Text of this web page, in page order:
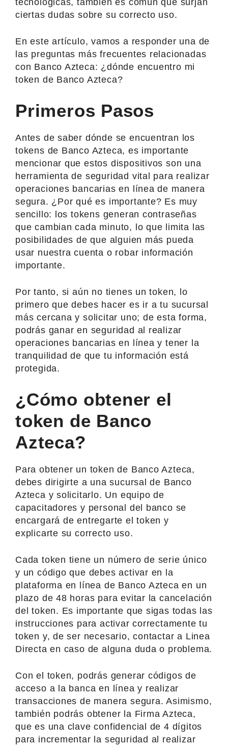
ciertas dudas sobre su correcto uso.
En este artículo, vamos a responder una de
las preguntas más frecuentes relacionadas
con Banco Azteca: ¿dónde encuentro mi
token de Banco Azteca?
Primeros Pasos
Antes de saber dónde se encuentran los
tokens de Banco Azteca, es importante
mencionar que estos dispositivos son una
herramienta de seguridad vital para realizar
operaciones bancarias en línea de manera
segura. ¿Por qué es importante? Es muy
sencillo: los tokens generan contraseñas
que cambian cada minuto, lo que limita las
posibilidades de que alguien más pueda
usar nuestra cuenta o robar información
importante.
Por tanto, si aún no tienes un token, lo
primero que debes hacer es ir a tu sucursal
más cercana y solicitar uno; de esta forma,
podrás ganar en seguridad al realizar
operaciones bancarias en línea y tener la
tranquilidad de que tu información está
protegida.
¿Cómo obtener el
token de Banco
Azteca?
Para obtener un token de Banco Azteca,
debes dirigirte a una sucursal de Banco
Azteca y solicitarlo. Un equipo de
capacitadores y personal del banco se
encargará de entregarte el token y
explicarte su correcto uso.
Cada token tiene un número de serie único
y un código que debes activar en la
plataforma en línea de Banco Azteca en un
plazo de 48 horas para evitar la cancelación
del token. Es importante que sigas todas las
instrucciones para activar correctamente tu
token y, de ser necesario, contactar a Linea
Directa en caso de alguna duda o problema.
Con el token, podrás generar códigos de
acceso a la banca en línea y realizar
transacciones de manera segura. Asimismo,
también podrás obtener la Firma Azteca,
que es una clave confidencial de 4 dígitos
para incrementar la seguridad al realizar